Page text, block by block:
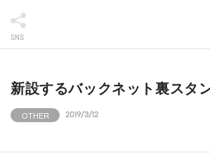
SNS
新設するバックネット裏スタ
OTHER 2019/3/12